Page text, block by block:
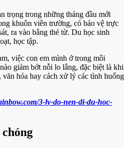
trọng trong những tháng đầu mới
khuôn viên trường, có bảo vệ trực
ra vào bằng thẻ từ. Du học sinh
học tập.
việc con em mình ở trong môi
giảm bớt nỗi lo lắng, đặc biệt là khi
văn hóa hay cách xử lý các tình huống
3-ly-do-nen-di-du-hoc-